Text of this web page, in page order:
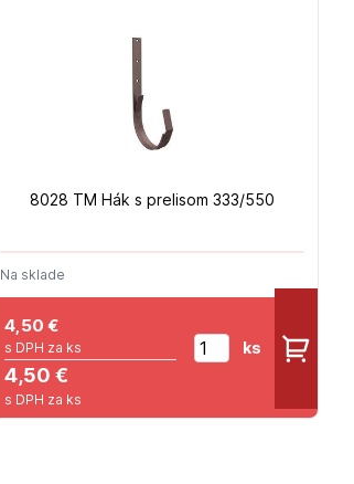
8028 TM Hák s prelisom 333/550
Na sklade
4,50 €
s DPH za ks
4,50 €
s DPH za ks
ks